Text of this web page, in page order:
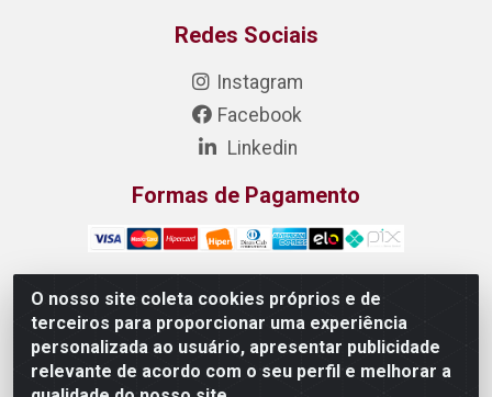
O nosso site coleta cookies próprios e de
terceiros para proporcionar uma experiência
personalizada ao usuário, apresentar publicidade
relevante de acordo com o seu perfil e melhorar a
Redes Sociais
Instagram
Facebook
Linkedin
Formas de Pagamento
DONIZETE DISTRIBUIDORA DE ALIMENTOS S/A - Rua
Raimundo Matias, 377 - Pedras, Itaitinga/CE - CEP
61.887-880 - CNPJ 23.577.851/0001-05